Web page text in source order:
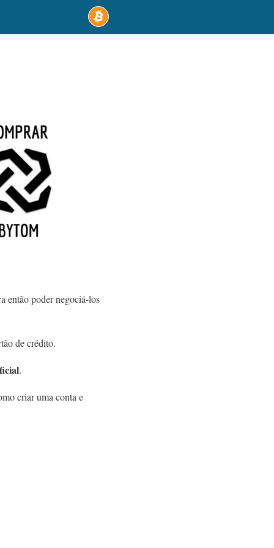
então poder negociá-los
de crédito.
.
criar uma conta e